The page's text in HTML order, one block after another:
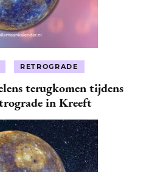
RETROGRADE
terugkomen tijdens
in Kreeft